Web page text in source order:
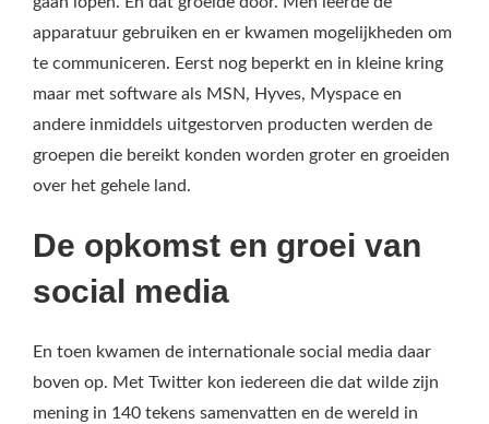
apparatuur gebruiken en er kwamen mogelijkheden om
te communiceren. Eerst nog beperkt en in kleine kring
maar met software als MSN, Hyves, Myspace en
andere inmiddels uitgestorven producten werden de
groepen die bereikt konden worden groter en groeiden
over het gehele land.
De opkomst en groei van
social media
En toen kwamen de internationale social media daar
boven op. Met Twitter kon iedereen die dat wilde zijn
mening in 140 tekens samenvatten en de wereld in